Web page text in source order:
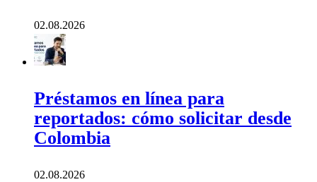
02.08.2026
Préstamos en línea para
reportados: cómo solicitar desde
Colombia
02.08.2026